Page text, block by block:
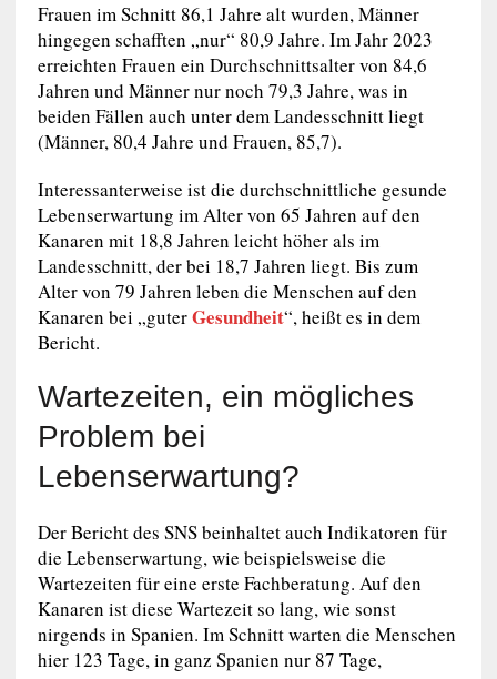
Frauen im Schnitt 86,1 Jahre alt wurden, Männer
hingegen schafften „nur“ 80,9 Jahre. Im Jahr 2023
erreichten Frauen ein Durchschnittsalter von 84,6
Jahren und Männer nur noch 79,3 Jahre, was in
beiden Fällen auch unter dem Landesschnitt liegt
(Männer, 80,4 Jahre und Frauen, 85,7).
Interessanterweise ist die durchschnittliche gesunde
Lebenserwartung im Alter von 65 Jahren auf den
Kanaren mit 18,8 Jahren leicht höher als im
Landesschnitt, der bei 18,7 Jahren liegt. Bis zum
Alter von 79 Jahren leben die Menschen auf den
Kanaren bei „guterGesundheit“, heißt es in dem
Bericht.
Wartezeiten, ein mögliches
Problem bei
Lebenserwartung?
Der Bericht des SNS beinhaltet auch Indikatoren für
die Lebenserwartung, wie beispielsweise die
Wartezeiten für eine erste Fachberatung. Auf den
Kanaren ist diese Wartezeit so lang, wie sonst
nirgends in Spanien. Im Schnitt warten die Menschen
hier 123 Tage, in ganz Spanien nur 87 Tage,